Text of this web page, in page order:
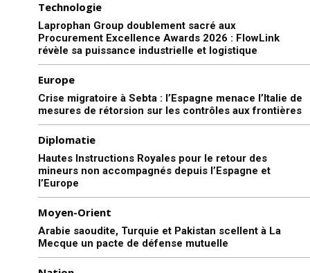
Technologie
Laprophan Group doublement sacré aux
Procurement Excellence Awards 2026 : FlowLink
révèle sa puissance industrielle et logistique
Europe
Crise migratoire à Sebta : l’Espagne menace l’Italie de
mesures de rétorsion sur les contrôles aux frontières
Diplomatie
Hautes Instructions Royales pour le retour des
mineurs non accompagnés depuis l’Espagne et
l’Europe
Moyen-Orient
Arabie saoudite, Turquie et Pakistan scellent à La
Mecque un pacte de défense mutuelle